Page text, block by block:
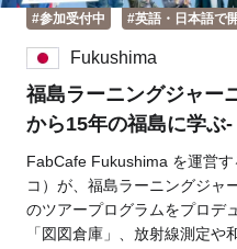
#参加受付中 #英語・日本語で
Fukushima
福島ラーニングジャー
から15年の福島に学ぶ-
FabCafe Fukushima を運営
コ）が、福島ラーニングジャ
のツアープログラムをプロデ
「図図倉庫」、放射線測定